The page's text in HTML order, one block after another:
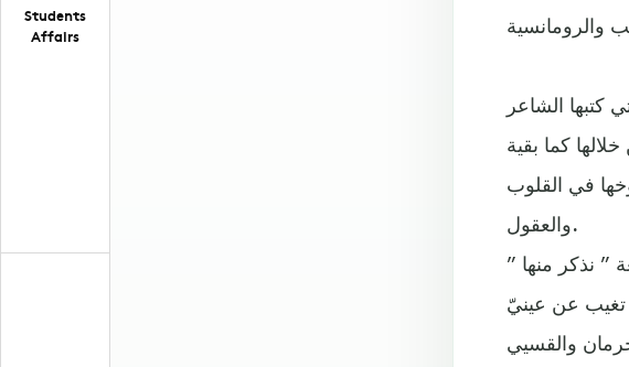
Students
Affairs
كتبها الشاعر
كما بقية
في القلوب
والعقول.
تغيب عن عينيّ
والقسيي